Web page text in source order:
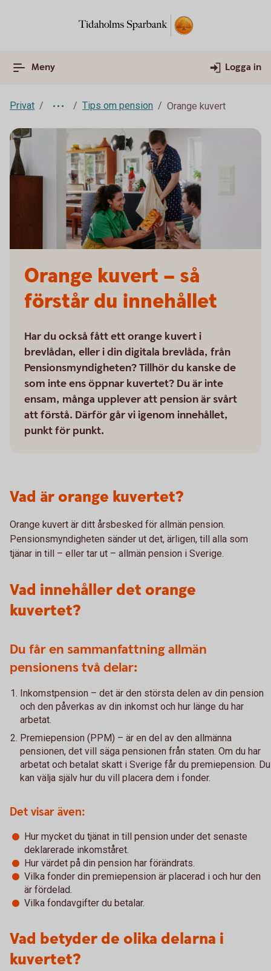
Meny Logga in
Privat Tips om pension Orange kuvert
Orange kuvert – så
förstår du innehållet
Har du också fått ett orange kuvert i
brevlådan, eller i din digitala brevlåda, från
Pensions­myndigheten? Tillhör du kanske de
som inte ens öppnar kuvertet? Du är inte
ensam, många upplever att pension är svårt
att förstå. Därför går vi igenom innehållet,
punkt för punkt.
Vad är orange kuvertet?
Orange kuvert är ditt årsbesked för allmän pension.
Pensionsmyndigheten sänder ut det, ärligen, till alla som
tjänar in till – eller tar ut – allmän pension i Sverige.
Vad innehåller det orange
kuvertet?
Du får en sammanfattning allmän
pensionens två delar:
Inkomstpension – det är den största delen av din pension
och den påverkas av din inkomst och hur länge du har
arbetat.
Premiepension (PPM) – är en del av den allmänna
pensionen, det vill säga pensionen från staten. Om du har
arbetat och betalat skatt i Sverige får du premiepension. Du
kan välja själv hur du vill placera dem i fonder.
Det visar även:
Hur mycket du tjänat in till pension under det senaste
deklarerade inkomståret.
Hur värdet på din pension har förändrats.
Vilka fonder din premiepension är placerad i och hur den
är fördelad.
Vilka fondavgifter du betalar.
Vad betyder de olika delarna i
kuvertet?